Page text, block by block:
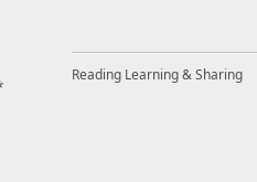
Reading Learning & Sharing